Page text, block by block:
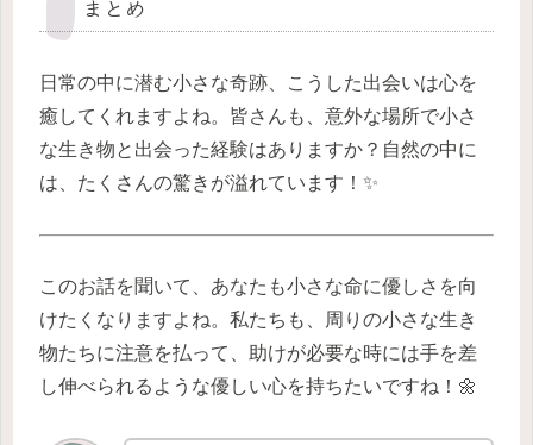
まとめ
日常の中に潜む小さな奇跡、こうした出会いは心を
癒してくれますよね。皆さんも、意外な場所で小さ
な生き物と出会った経験はありますか？自然の中に
は、たくさんの驚きが溢れています！✨
このお話を聞いて、あなたも小さな命に優しさを向
けたくなりますよね。私たちも、周りの小さな生き
物たちに注意を払って、助けが必要な時には手を差
し伸べられるような優しい心を持ちたいですね！🌼